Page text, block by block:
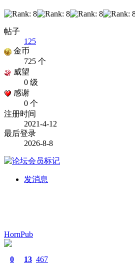
帖子
125
金币
725 个
威望
0 级
感谢
0 个
注册时间
2021-4-12
最后登录
2026-8-8
发消息
HornPub
0 13 467